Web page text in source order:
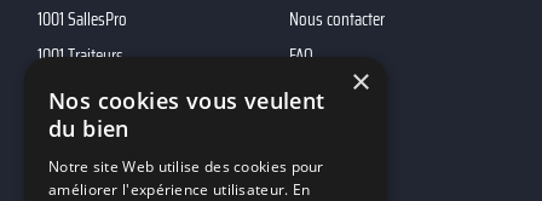
1001 SallesPro
1001 Traiteurs
1001 DJ
10h01
MP2
Nous contacter
FAQ
×
Nos cookies vous veulent
du bien
Notre site Web utilise des cookies pour
améliorer l'expérience utilisateur. En